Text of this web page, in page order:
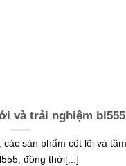
và trải nghiệm
các sản phẩm cốt lõi và
đồng thời[...]